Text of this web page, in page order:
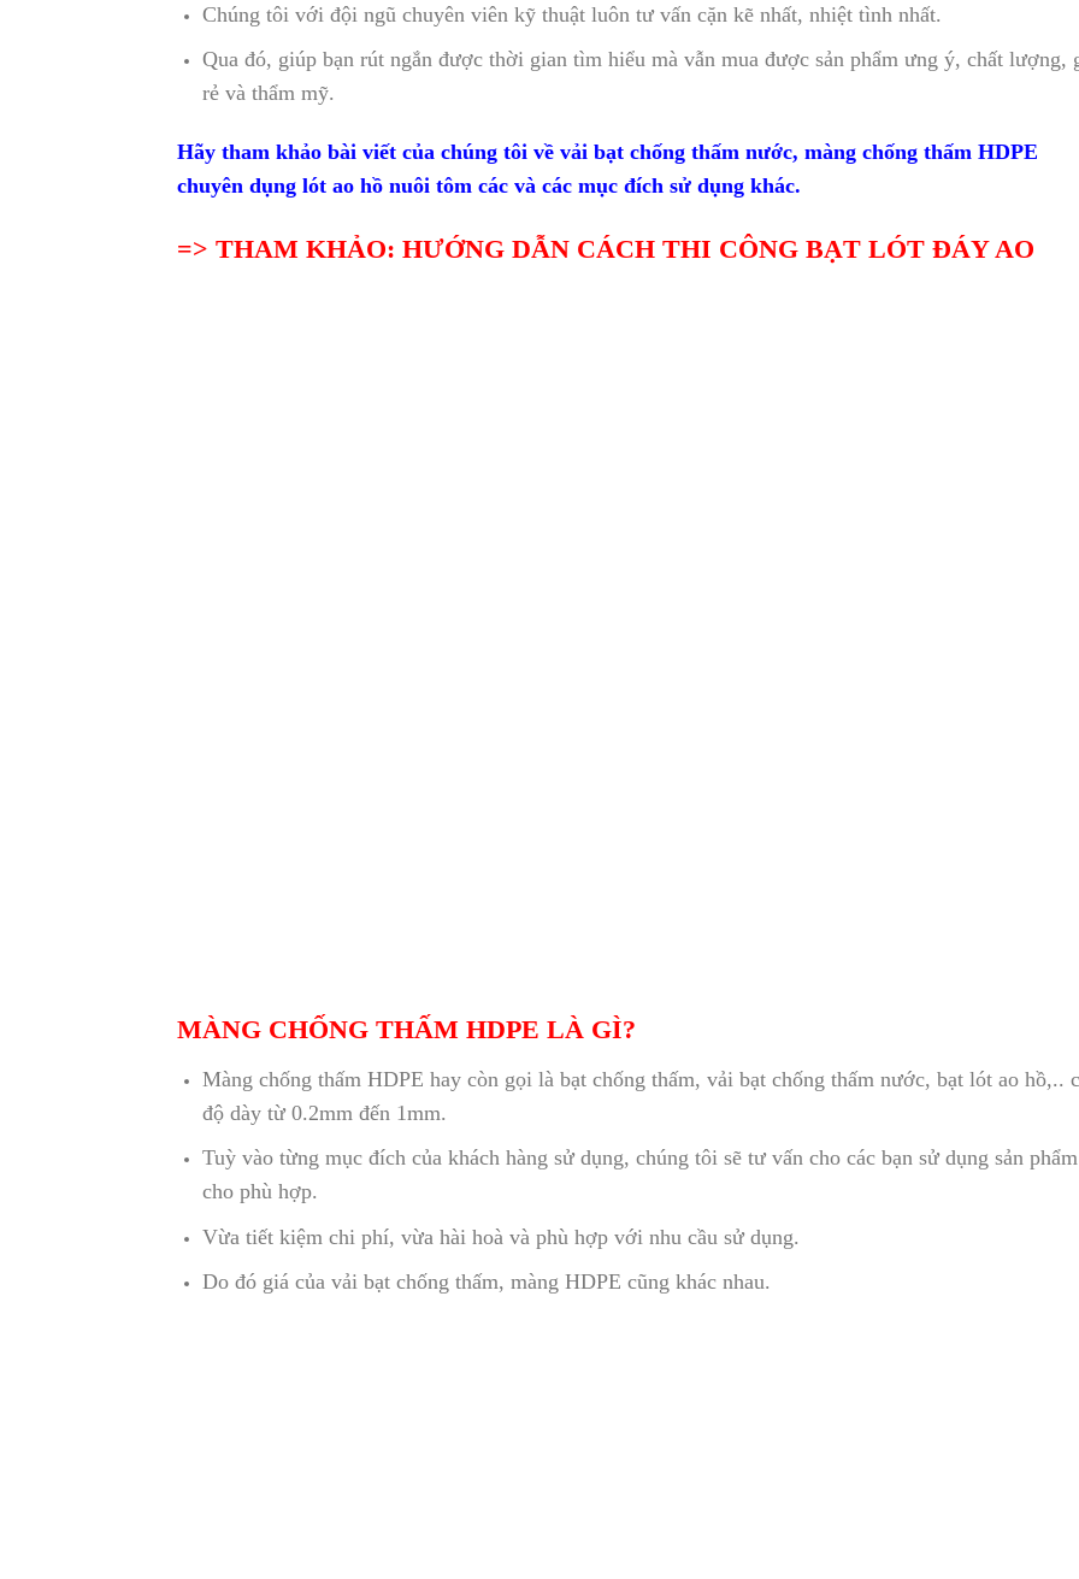
Chúng tôi với đội ngũ chuyên viên kỹ thuật luôn tư vấn cặn kẽ nhất, nhiệt tình nhất.
Qua đó, giúp bạn rút ngắn được thời gian tìm hiểu mà vẫn mua được sản phẩm ưng ý, chất lượng,
rẻ và thẩm mỹ.
Hãy tham khảo bài viết của chúng tôi về vải bạt chống thấm nước, màng chống thấm HDPE
chuyên dụng lót ao hồ nuôi tôm các và các mục đích sử dụng khác.
=> THAM KHẢO: HƯỚNG DẪN CÁCH THI CÔNG BẠT LÓT ĐÁY AO
MÀNG CHỐNG THẤM HDPE LÀ GÌ?
Màng chống thấm HDPE hay còn gọi là bạt chống thấm, vải bạt chống thấm nước, bạt lót ao hồ,..
độ dày từ 0.2mm đến 1mm.
Tuỳ vào từng mục đích của khách hàng sử dụng, chúng tôi sẽ tư vấn cho các bạn sử dụng sản phẩm
cho phù hợp.
Vừa tiết kiệm chi phí, vừa hài hoà và phù hợp với nhu cầu sử dụng.
Do đó giá của vải bạt chống thấm, màng HDPE cũng khác nhau.